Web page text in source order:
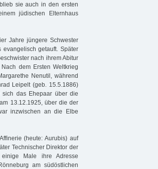
sie auch in den ersten
jüdischen Elternhaus
Jahre jüngere Schwester
getauft. Später
nach ihrem Abitur
dem Ersten Weltkrieg
Nenutil, während
Leipelt (geb. 15.5.1886)
das Ehepaar über die
13.12.1925, über die der
inzwischen an die Elbe
(heute: Aurubis) auf
Technischer Direktor der
Male ihre Adresse
am südöstlichen